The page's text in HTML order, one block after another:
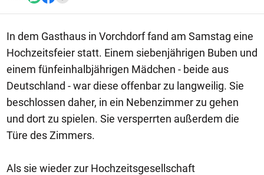
In dem Gasthaus in Vorchdorf fand am Samstag eine
Hochzeitsfeier statt. Einem siebenjährigen Buben und
einem fünfeinhalbjährigen Mädchen - beide aus
Deutschland - war diese offenbar zu langweilig. Sie
beschlossen daher, in ein Nebenzimmer zu gehen
und dort zu spielen. Sie versperrten außerdem die
Türe des Zimmers.
Als sie wieder zur Hochzeitsgesellschaft